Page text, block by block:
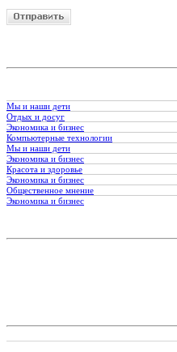
Мы и наши дети
Отдых и досуг
Экономика и бизнес
Компьютерные технологии
Мы и наши дети
Экономика и бизнес
Красота и здоровье
Экономика и бизнес
Общественное мнение
Экономика и бизнес